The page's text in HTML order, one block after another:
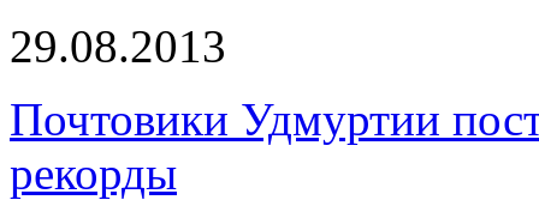
29.08.2013
Почтовики Удмуртии
рекорды